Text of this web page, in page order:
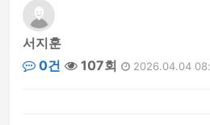
서지훈
0건
107회 2026.04.04